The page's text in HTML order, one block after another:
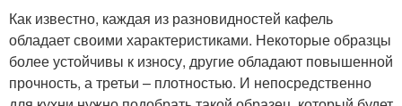
Как известно, каждая из разновидностей кафель
обладает своими характеристиками. Некоторые образцы
более устойчивы к износу, другие обладают повышенной
прочность, а третьи – плотностью. И непосредственно